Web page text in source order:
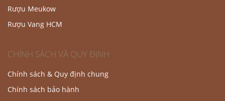
Rượu Meukow
Rượu Vang HCM
CHÍNH SÁCH VÀ QUY ĐỊNH
Chính sách & Quy định chung
Chính sách bảo hành